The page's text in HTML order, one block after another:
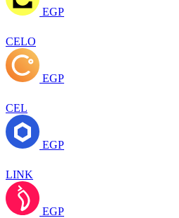
EGP
CELO
EGP
CEL
EGP
LINK
EGP